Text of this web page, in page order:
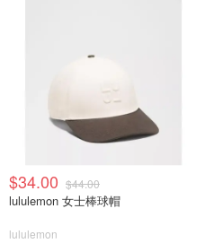
$34.00 $44.00
lululemon 女士棒球帽
lululemon